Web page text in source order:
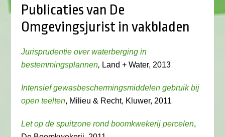
Publicaties van De
Omgevingsjurist in vakbladen
Jurisprudentie over waterberging in
bestemmingsplannen, Land + Water, 2013
Intensief gewasbeschermingsmiddelen gebruik bij
open teelten, Milieu & Recht, Kluwer, 2011
Let op de spuitzone rond boomkwekerij percelen,